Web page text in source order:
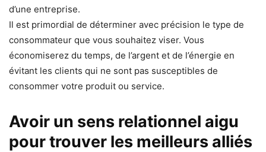
d’une entreprise.
Il est primordial de déterminer avec précision le type de
consommateur que vous souhaitez viser. Vous
économiserez du temps, de l’argent et de l’énergie en
évitant les clients qui ne sont pas susceptibles de
consommer votre produit ou service.
Avoir un sens relationnel aigu
pour trouver les meilleurs alliés